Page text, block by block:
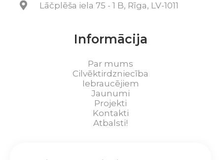
Lāčplēša iela 75 - 1 B, Rīga, LV-1011
Informācija
Par mums
Cilvēktirdzniecība
Iebraucējiem
Jaunumi
Projekti
Kontakti
Atbalsti!